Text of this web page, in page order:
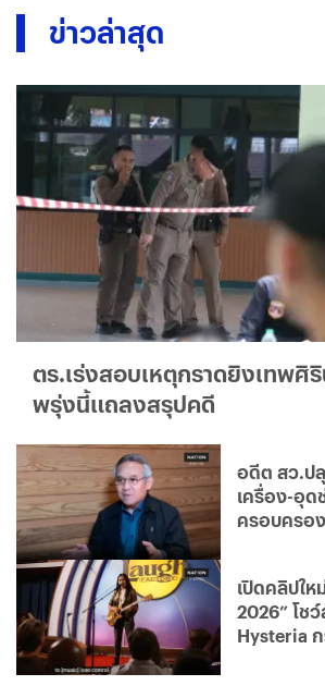
ข่าวล่าสุด
ตร.เร่งสอบเหตุกราดยิงเทพศิ
พรุ่งนี้แถลงสรุปคดี
อดีต สว.ป
เครื่อง-อุด
ครอบครอ
เปิดคลิปให
2026” โช
Hysteria